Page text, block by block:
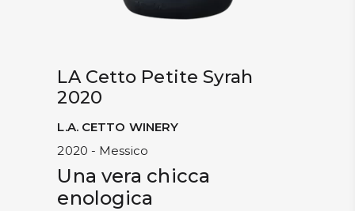
LA Cetto Petite Syrah
2020
L.A. CETTO WINERY
2020 - Messico
Una vera chicca
enologica